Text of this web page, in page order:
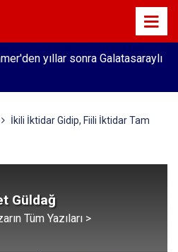
yıllar sonra Galatasaraylı
İkili İktidar Gidip, Fiili İktidar Tam
Güldağ
Tüm Yazıları >